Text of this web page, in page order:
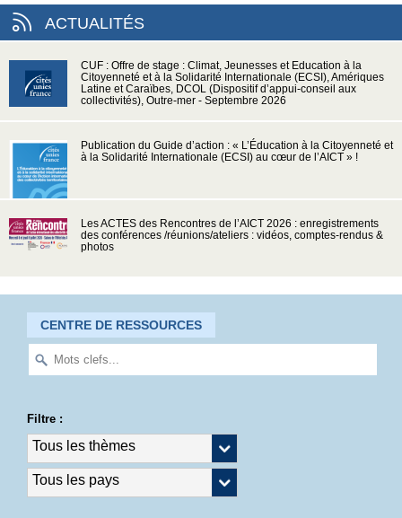
ACTUALITÉS
CUF : Offre de stage : Climat, Jeunesses et Education à la
Citoyenneté et à la Solidarité Internationale (ECSI), Amériques
Latine et Caraïbes, DCOL (Dispositif d’appui-conseil aux
collectivités), Outre-mer - Septembre 2026
Publication du Guide d’action : « L’Éducation à la Citoyenneté et
à la Solidarité Internationale (ECSI) au cœur de l’AICT » !
Les ACTES des Rencontres de l’AICT 2026 : enregistrements
des conférences /réunions/ateliers : vidéos, comptes-rendus &
photos
CENTRE DE RESSOURCES
Filtre :